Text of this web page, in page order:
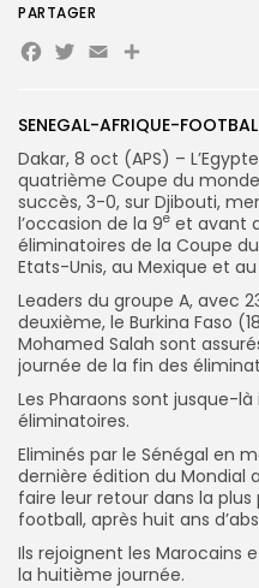
for:
FR
SENEGAL-AFRIQUE-
Dakar, 8 oct (APS) –
quatrième Coupe du
succès, 3-0, sur Djibouti,
l’occasion de la 9e et avant
éliminatoires de la Coupe
Etats-Unis, au Mexique et
Leaders du groupe A, avec
deuxième, le Burkina Faso
Mohamed Salah sont
journée de la fin des
Les Pharaons sont jusque-
éliminatoires.
Eliminés par le Sénégal en
dernière édition du Mondial
faire leur retour dans la
football, après huit ans
Ils rejoignent les Marocains
la huitième journée.
PARTAGER
Facebook
Twitter
EmailPartager